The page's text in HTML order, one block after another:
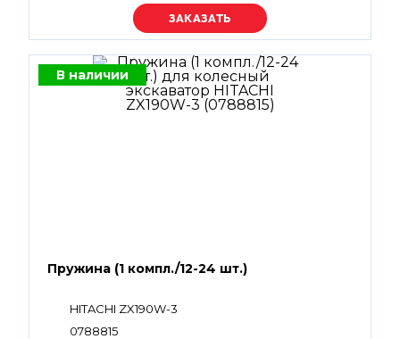
Уточняйте цену
В наличии
Пружина (1 компл./12-24 шт.)
HITACHI ZX190W-3
0788815